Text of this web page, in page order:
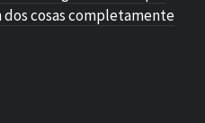
dos cosas completamente